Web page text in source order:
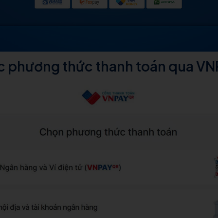
phương thức thanh toán qua